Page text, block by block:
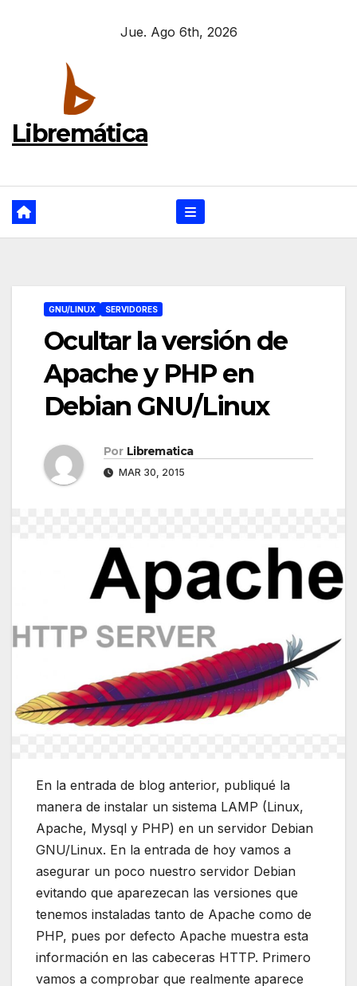
Jue. Ago 6th, 2026
Libremática
GNU/LINUX SERVIDORES
Ocultar la versión de
Apache y PHP en
Debian GNU/Linux
Por Librematica
MAR 30, 2015
En la entrada de blog anterior, publiqué la
manera de instalar un sistema LAMP (Linux,
Apache, Mysql y PHP) en un servidor Debian
GNU/Linux. En la entrada de hoy vamos a
asegurar un poco nuestro servidor Debian
evitando que aparezecan las versiones que
tenemos instaladas tanto de Apache como de
PHP, pues por defecto Apache muestra esta
información en las cabeceras HTTP. Primero
vamos a comprobar que realmente aparece